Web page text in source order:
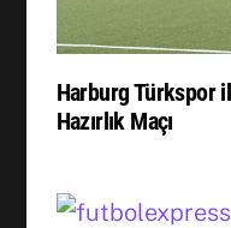
Harburg Türkspor
Hazırlık Maçı